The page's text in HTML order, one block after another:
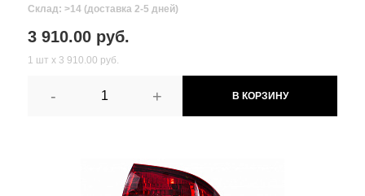
Склад: >14 (доставка 2-5 дней)
3 910.00 руб.
1 шт х 3 910.00 руб.
- + В КОРЗИНУ